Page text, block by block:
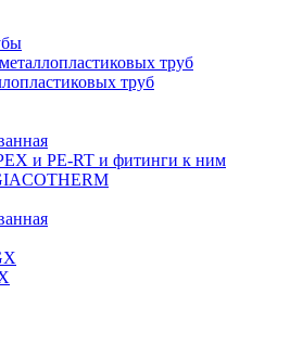
труб
труб
и PE-RT и фитинги к ним